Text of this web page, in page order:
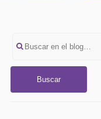
Buscar